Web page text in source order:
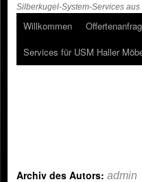
Silberkugel-System-Services aus
Willkommen
Services für USM Haller
Archiv des Autors: admin